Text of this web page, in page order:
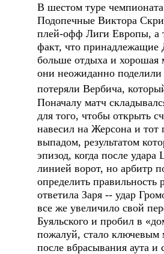
В шестом туре
Подопечные Виктора
плей-офф Лиги Европы, а
факт, что принадлежащие
больше отдыха и хорошая
они неожиданно
потеряли Вербича,
Поначалу матч
для того, чтобы открыть
навесил на Жерсона и тот
выпадом, результатом
эпизод, когда после
линией ворот, но арбитр
определить
ответила Заря -- удар
все же увеличило свой
Буяльского и пробил в
пожалуй, стало
после вбрасывания аута